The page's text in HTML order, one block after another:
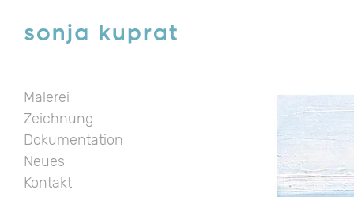
Malerei
Zeichnung
Dokumentation
Neues
Kontakt